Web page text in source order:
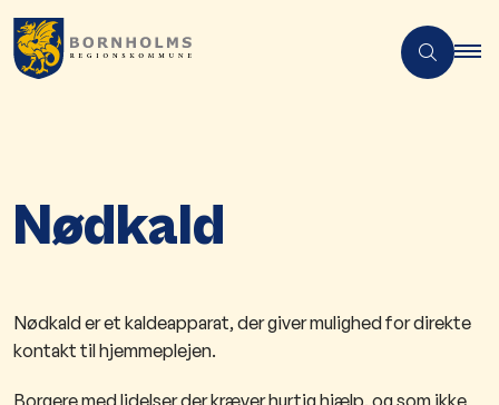
Nødkald
Nødkald er et kaldeapparat, der giver mulighed for direkte
kontakt til hjemmeplejen.